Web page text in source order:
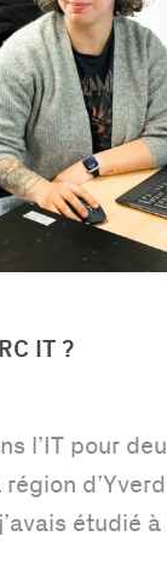
IT ?
l’IT pour
étudié